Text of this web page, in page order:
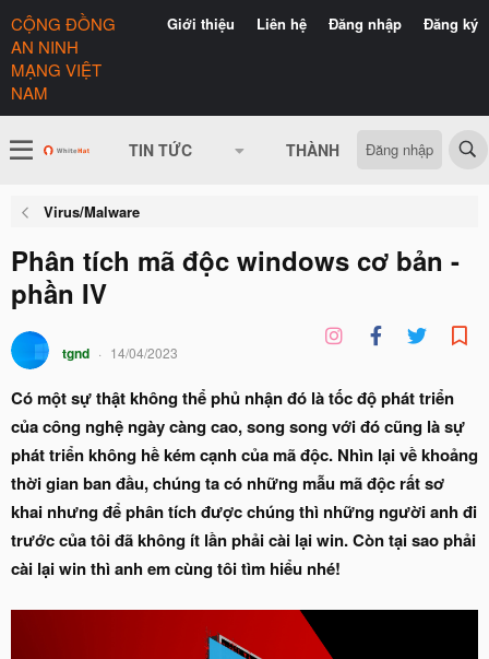
Giới thiệu Liên hệ Đăng nhập Đăng ký
CỘNG ĐỒNG
AN NINH
MẠNG VIỆT
NAM
TIN TỨC THÀNH VIÊN CÓ GÌ
Đăng nhập
Virus/Malware
Phân tích mã độc windows cơ bản -
phần IV
tgnd 14/04/2023
Có một sự thật không thể phủ nhận đó là tốc độ phát triển
của công nghệ ngày càng cao, song song với đó cũng là sự
phát triển không hề kém cạnh của mã độc. Nhìn lại về khoảng
thời gian ban đầu, chúng ta có những mẫu mã độc rất sơ
khai nhưng để phân tích được chúng thì những người anh đi
trước của tôi đã không ít lần phải cài lại win. Còn tại sao phải
cài lại win thì anh em cùng tôi tìm hiểu nhé!